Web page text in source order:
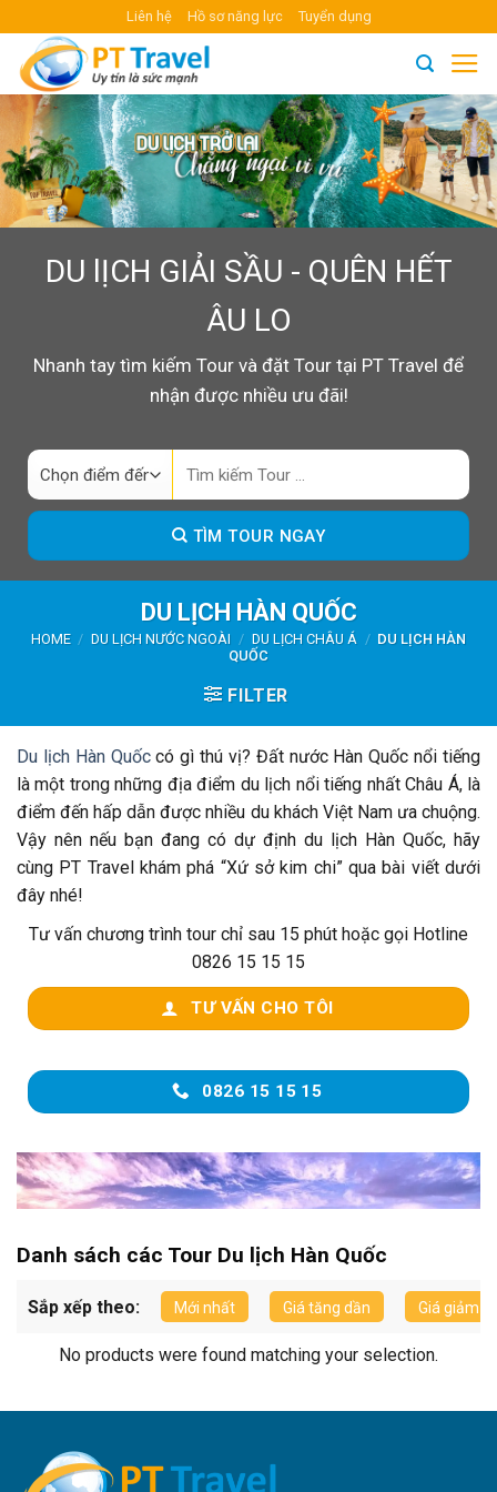
content
Liên hệ Hồ sơ năng lực Tuyển dụng
DU lỊCH GIẢI SẦU - QUÊN HẾT
ÂU LO
Nhanh tay tìm kiếm Tour và đặt Tour tại PT Travel để
nhận được nhiều ưu đãi!
TÌM TOUR NGAY
DU LỊCH HÀN QUỐC
HOME / DU LỊCH NƯỚC NGOÀI / DU LỊCH CHÂU Á / DU LỊCH HÀN
QUỐC
FILTER
Du lịch Hàn Quốccó gì thú vị? Đất nước Hàn Quốc nổi tiếng
là một trong những địa điểm du lịch nổi tiếng nhất Châu Á, là
điểm đến hấp dẫn được nhiều du khách Việt Nam ưa chuộng.
Vậy nên nếu bạn đang có dự định du lịch Hàn Quốc, hãy
cùng PT Travel khám phá “Xứ sở kim chi” qua bài viết dưới
đây nhé!
Tư vấn chương trình tour chỉ sau 15 phút hoặc gọi Hotline
0826 15 15 15
TƯ VẤN CHO TÔI
0826 15 15 15
Du lịch Hàn Quốc mùa nào đẹp?
Danh sách các Tour Du lịch Hàn Quốc
Sắp xếp theo: Mới nhất Giá tăng dần Giá giảm
No products were found matching your selection.